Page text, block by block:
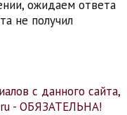
ожидаем ответа
не получил
с данного сайта,
- ОБЯЗАТЕЛЬНА!